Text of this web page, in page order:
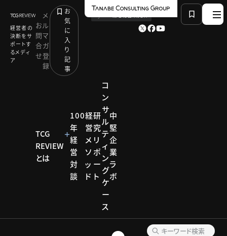
経営者の
決断をサ
ポートす
るメディ
ア
お
問
合
せ
メ
ル
マ
ガ
登
録
お
気
に
入
り
記
事
TCG
REVIEW
とは
100
年
経
営
対
談
経
営
メ
ソ
ッ
ド
研
究
リ
ポ
ー
ト
コ
ン
サ
ル
テ
ィ
ン
グ
ケ
ー
ス
中
堅
企
業
ラ
ボ
研究リポート
住まいと暮らしビジネス成長戦略研究会
岡山県の「働きたい企業No.1」からビジネスモデル変
革の要諦を学ぶ
研究リポー
住まい
と暮ら